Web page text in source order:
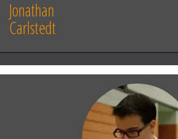
Jonathan
Carlstedt